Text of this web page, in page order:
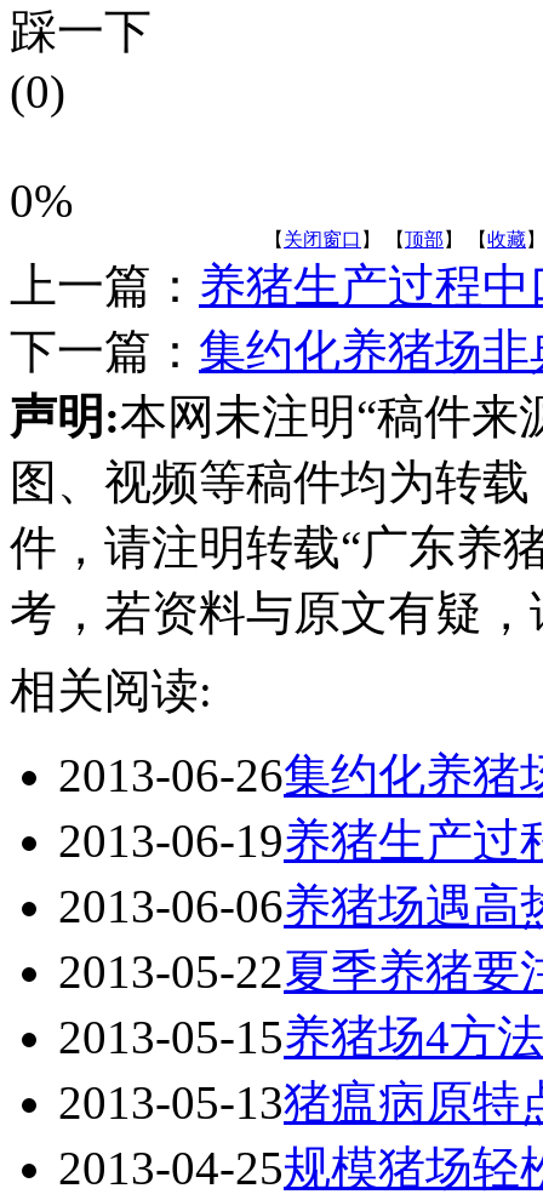
踩一下
(0)
0%
【 关闭窗口 】 【顶部 】 【收藏
上一篇： 养猪生产过程
下一篇： 集约化养猪场
声明:本网未注明“稿件来
图、视频等稿件均为转
件，请注明转载“广东养
考，若资料与原文有疑
相关阅读:
2013-06-26集约化养猪
2013-06-19养猪生产过
2013-06-06养猪场遇高
2013-05-22夏季养猪要
2013-05-15养猪场4方
2013-05-13猪瘟病原特
2013-04-25规模猪场轻